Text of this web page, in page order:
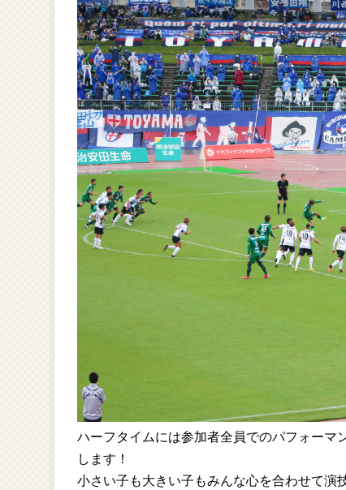
ハーフタイムには参加者全員でのパフォーマ
します！
小さい子も大きい子もみんな心を合わせて演